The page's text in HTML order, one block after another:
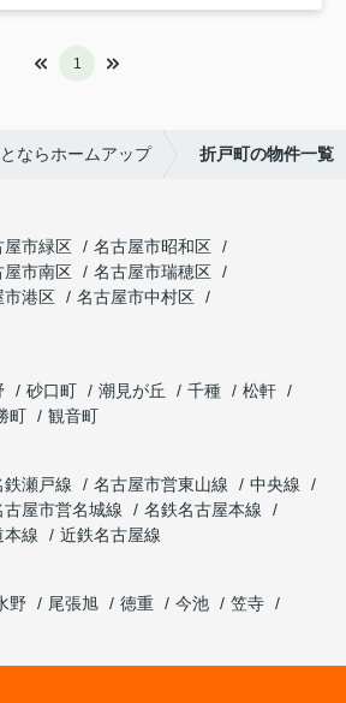
1
ならホームアップ 折戸町の物件一覧
屋市緑区
名古屋市昭和区
屋市南区
名古屋市瑞穂区
市港区
名古屋市中村区
砂口町 潮見が丘 千種
松軒
町
観音町
鉄瀬戸線 名古屋市営東山線
中央線
古屋市営名城線
名鉄名古屋本線
本線
近鉄名古屋線
野 尾張旭 徳重 今池
笠寺